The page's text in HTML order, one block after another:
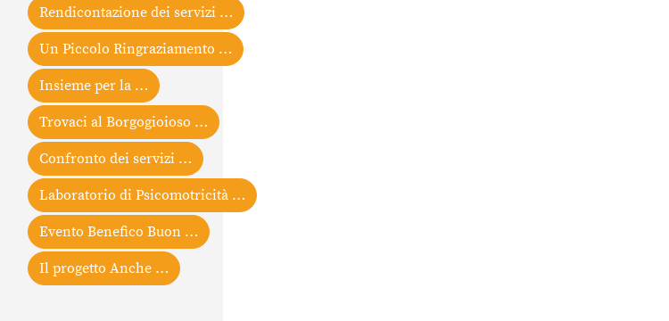
Rendicontazione dei servizi …
Un Piccolo Ringraziamento …
Insieme per la …
Trovaci al Borgogioioso …
Confronto dei servizi …
Laboratorio di Psicomotricità …
Evento Benefico Buon …
Il progetto Anche …